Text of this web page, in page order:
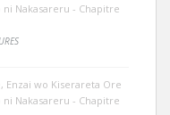
Nakasareru - Chapitre
Enzai wo Kiserareta Ore
Nakasareru - Chapitre